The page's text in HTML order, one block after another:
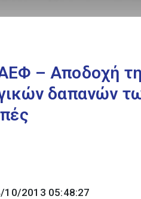
– Αποδοχή
δαπανών
10/2013 05:48:27